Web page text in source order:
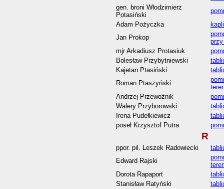
gen. broni Włodzimierz
Potasiński
Adam Pożyczka
Jan Prokop
mjr Arkadiusz Protasiuk
Bolesław Przybytniewski
Kajetan Ptasiński
Roman Ptaszyński
Andrzej Przewoźnik
Walery Przyborowski
Irena Pudełkiewicz
poseł Krzysztof Putra
R
ppor. pil. Leszek Radowiecki
Edward Rajski
Dorota Rapaport
Stanisław Ratyński